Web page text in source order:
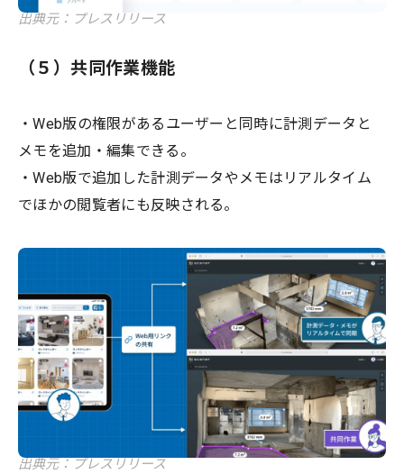
出典元：プレスリリース
（５）共同作業機能
・Web版の権限があるユーザーと同時に計測データと
メモを追加・編集できる。
・Web版で追加した計測データやメモはリアルタイム
でほかの閲覧者にも反映される。
出典元：プレスリリース